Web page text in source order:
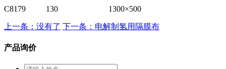
C8179 130 1300×500
上一条：没有了 下一条：电解制氢用隔膜布
产品询价